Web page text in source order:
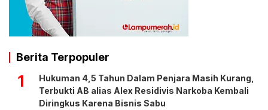
Berita Terpopuler
1
Hukuman 4,5 Tahun Dalam Penjara Masih Kurang,
Terbukti AB alias Alex Residivis Narkoba Kembali
Diringkus Karena Bisnis Sabu